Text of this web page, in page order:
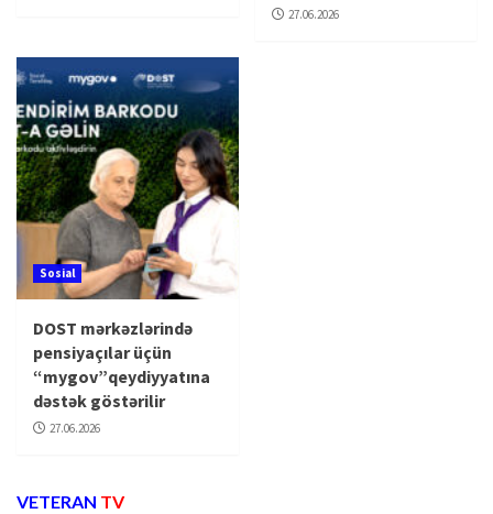
27.06.2026
Sosial
DOST mərkəzlərində
pensiyaçılar üçün
“mygov”qeydiyyatına
dəstək göstərilir
27.06.2026
VETERAN TV